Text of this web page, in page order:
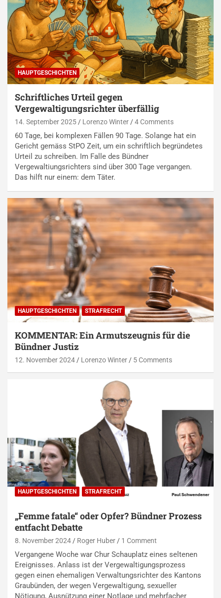
HAUPTGESCHICHTEN
Schriftliches Urteil gegen
Vergewaltigungsrichter überfällig
14. September 2025 Lorenzo Winter 4 Comments
60 Tage, bei komplexen Fällen 90 Tage. Solange hat ein
Gericht gemäss StPO Zeit, um ein schriftlich begründetes
Urteil zu schreiben. Im Falle des Bündner
Vergewaltiungsrichters sind über 300 Tage vergangen.
Das hilft nur einem: dem Täter.
HAUPTGESCHICHTEN STRAFRECHT
KOMMENTAR: Ein Armutszeugnis für die
Bündner Justiz
12. November 2024 Lorenzo Winter 5 Comments
HAUPTGESCHICHTEN STRAFRECHT
„Femme fatale“ oder Opfer? Bündner Prozess
entfacht Debatte
8. November 2024 Roger Huber 1 Comment
Vergangene Woche war Chur Schauplatz eines seltenen
Ereignisses. Anlass ist der Vergewaltigungsprozess
gegen einen ehemaligen Verwaltungsrichter des Kantons
Graubünden, der wegen Vergewaltigung, sexueller
Nötigung, Ausnützung einer Notlage und mehrfacher